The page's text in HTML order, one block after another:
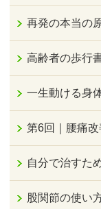
再発の本当の
高齢者の歩行
一生動ける身
第6回｜腰痛改
自分で治すた
股関節の使い